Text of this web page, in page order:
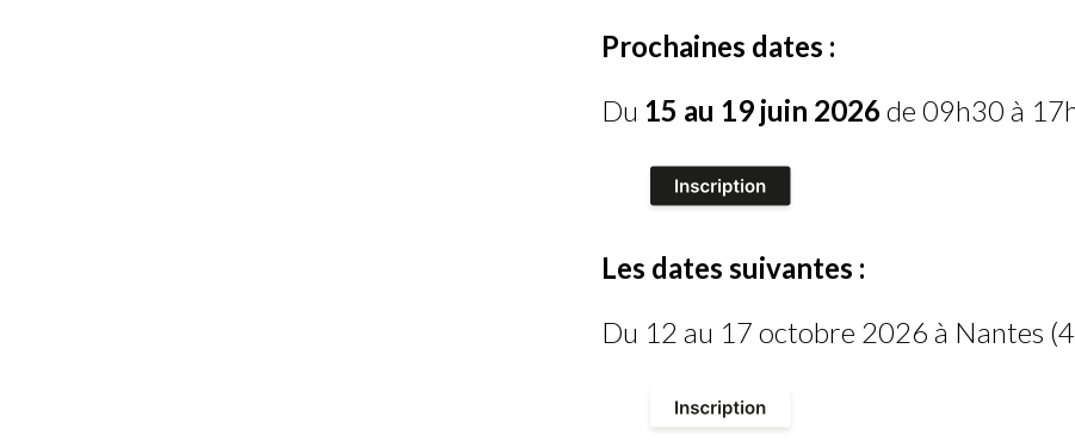
Prochaines dates :
Du 15 au 19 juin 2026 de 09h30 à
Les dates suivantes :
Du 12 au 17 octobre 2026 à Nantes